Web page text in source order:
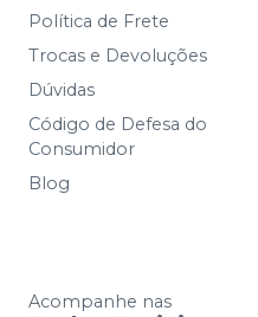
Política de Frete
Trocas e Devoluções
Dúvidas
Código de Defesa do
Consumidor
Blog
Acompanhe nas